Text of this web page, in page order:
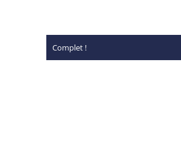
Complet !